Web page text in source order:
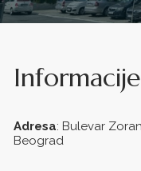
Adresa: Bulevar
Beograd